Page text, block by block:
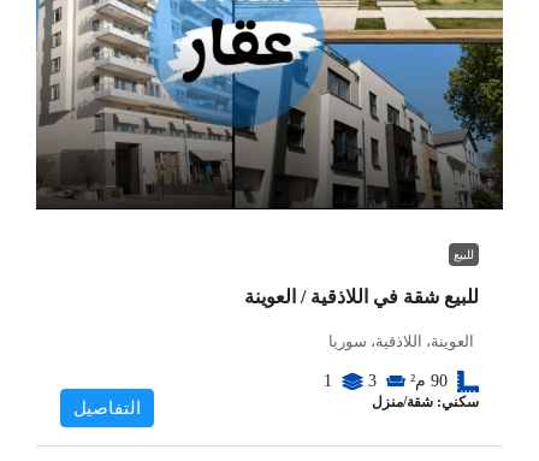
للبيع
للبيع شقة في اللاذقية / العوينة
العوينة، اللاذقية، سوريا
90 م² 3
1
سكني: شقة/منزل التفاصيل